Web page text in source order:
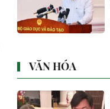
VĂN HÓA